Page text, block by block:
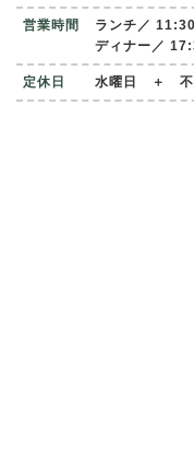
営業時間
ランチ／
ディナー／
定休日 水曜日 ＋ 不